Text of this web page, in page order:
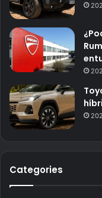
Categories